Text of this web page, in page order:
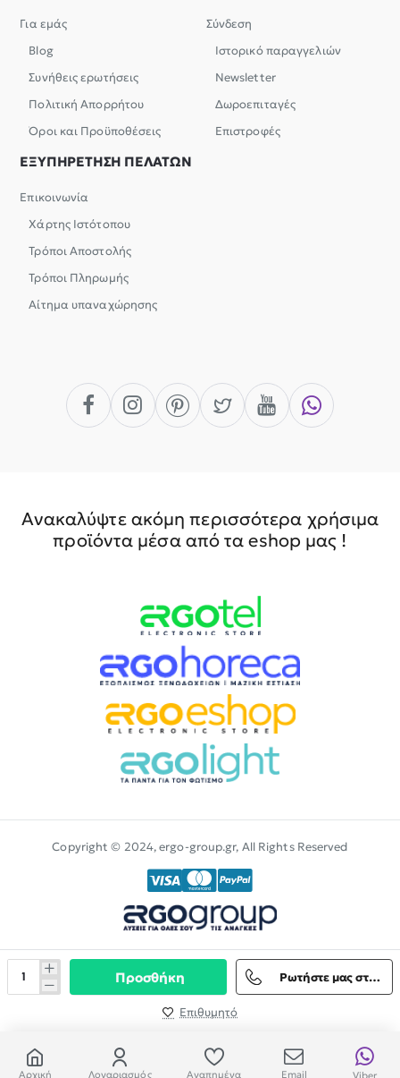
Αρχική Λογαριασμός Αγαπημένα Email Viber
Προσθήκη Ρωτήστε μας στο Viber
Επιθυμητό
Για εμάς
Blog
Συνήθεις ερωτήσεις
Πολιτική Απορρήτου
Όροι και Προϋποθέσεις
Σύνδεση
Ιστορικό παραγγελιών
Newsletter
Δωροεπιταγές
Επιστροφές
ΕΞΥΠΗΡΕΤΗΣΗ ΠΕΛΑΤΩΝ
Επικοινωνία
Χάρτης Ιστότοπου
Τρόποι Αποστολής
Τρόποι Πληρωμής
Αίτημα υπαναχώρησης
Ανακαλύψτε ακόμη περισσότερα χρήσιμα
προϊόντα μέσα από τα eshop μας !
Copyright © 2024, ergo-group.gr, All Rights Reserved